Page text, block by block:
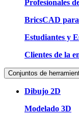
Profesionales
BricsCAD
Estudiantes y
Clientes de la
Conjuntos de
Dibujo 2D
Modelado 3D